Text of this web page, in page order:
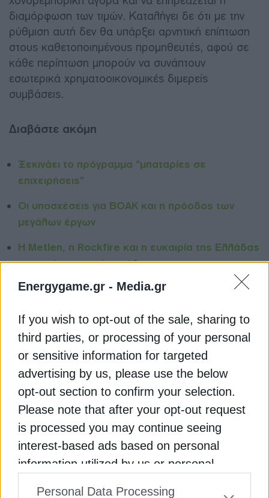
Energygame.gr - Media.gr
If you wish to opt-out of the sale, sharing to
third parties, or processing of your personal
or sensitive information for targeted
advertising by us, please use the below
opt-out section to confirm your selection.
Please note that after your opt-out request
is processed you may continue seeing
interest-based ads based on personal
information utilized by us or personal
Personal Data Processing
διαμόρφωση των τιμών. Καταλήγει δε ότι με την
ρύθμιση αυτή δεν θα υπάρξει αρνητική επίπτωση
στους καθετοποιημένους προμηθευτές, αφού σε
κάθε περίπτωση μπορούν να συνάπτουν
εσωτερικά χρηματοοικονομικές διμερείς
συμβάσεις.
Διαβάστε ακόμη
Ξεκινάει το πρόγραμμα “μπαταρίες σε
επιχειρήσεις”
Οι υποσχέσεις για ΒΟΑΚ και η πρόοδος των
μεγάλων έργων
Η Metlen, η Rockfire και η ευκαιρία της Ελλάδας
στις κρίσιμες πρώτες ύλες
ΔΕΊΤΕ ΕΠΊΣΗΣ